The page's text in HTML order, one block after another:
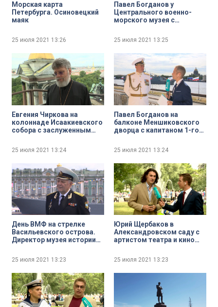
Морская карта
Петербурга. Осиновецкий
маяк
25 июля 2021 13:26
Павел Богданов у
Центрального военно-
морского музея с
и выставочной работе
морского музея Сергеем
Курносовым
25 июля 2021 13:25
Евгения Чиркова на
колоннаде Исаакиевского
собора с заслуженным
профессором
Григорьевым
25 июля 2021 13:24
Павел Богданов на
балконе Меншиковского
дворца с капитаном 1-го
25 июля 2021 13:24
День ВМФ на стрелке
Васильевского острова.
Директор музея истории
Андрей Харьков
25 июля 2021 13:23
Юрий Щербаков в
Александровском саду с
артистом театра и кино
25 июля 2021 13:23